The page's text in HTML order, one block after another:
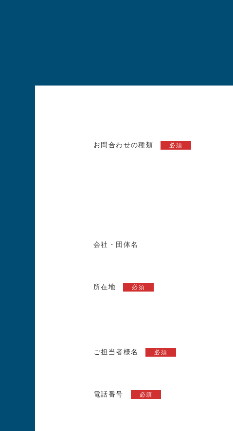
お問合わせの種類 必須
会社・団体名
所在地 必須
ご担当者様名 必須
電話番号 必須